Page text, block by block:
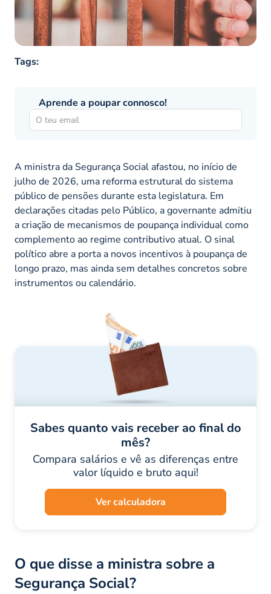
Tags:
Aprende a poupar connosco!
A ministra da Segurança Social afastou, no início de
julho de 2026, uma reforma estrutural do sistema
público de pensões durante esta legislatura. Em
declarações citadas pelo Público, a governante admitiu
a criação de mecanismos de poupança individual como
complemento ao regime contributivo atual. O sinal
político abre a porta a novos incentivos à poupança de
longo prazo, mas ainda sem detalhes concretos sobre
instrumentos ou calendário.
Sabes quanto vais receber ao final do
mês?
Compara salários e vê as diferenças entre
valor líquido e bruto aqui!
Ver calculadora
O que disse a ministra sobre a
Segurança Social?